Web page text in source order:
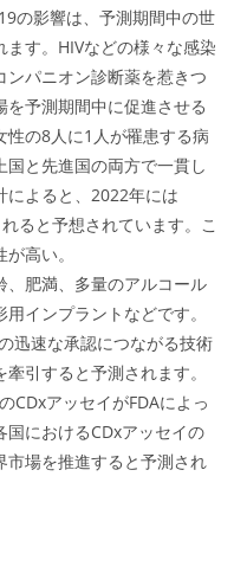
の影響は、予測期間中の世
す。HIVなどの様々な感染
パニオン診断薬を惹きつ
予測期間中に促進させる
性の8人に1人が罹患する病
と先進国の両方で一貫し
によると、2022年には
ると予想されています。こ
高い。
、肥満、多量のアルコール
インプラントなどです。
迅速な承認につながる技術
引すると予測されます。
CDxアッセイがFDAによっ
におけるCDxアッセイの
市場を推進すると予測され